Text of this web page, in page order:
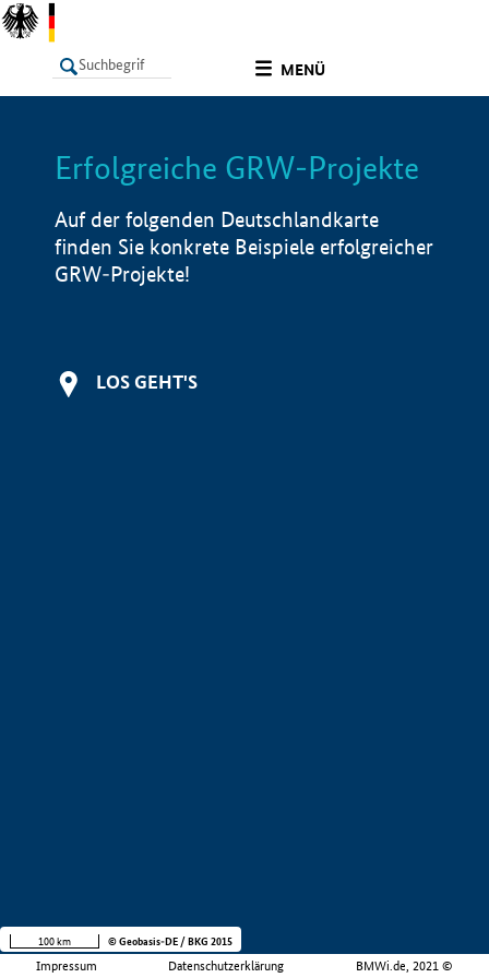
MENÜ
LISTE Info
Erfolgreiche GRW-Projekte
Auf der folgenden Deutschlandkarte
finden Sie konkrete Beispiele erfolgreicher
GRW-Projekte!
LOS GEHT'S
Impressum Datenschutzerklärung BMWi.de, 2021 ©
100 km © Geobasis-DE / BKG 2015